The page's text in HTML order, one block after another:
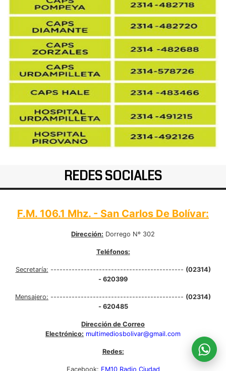
REDES SOCIALES
F.M. 106.1 Mhz. - San Carlos De Bolívar:
Dirección: Dorrego Nº 302
Teléfonos:
Secretaría: -------------------------------------------- (02314)
- 620399
Mensajero: -------------------------------------------- (02314)
- 620485
Dirección de Correo
Electrónico: multimediosbolivar@gmail.com
Redes:
Facebook: FM10 Radio Ciudad